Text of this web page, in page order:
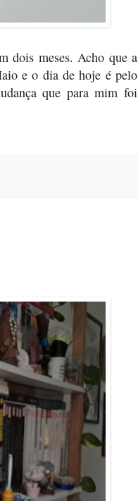
dois meses. Acho que a
e o dia de hoje é pelo
que para mim foi